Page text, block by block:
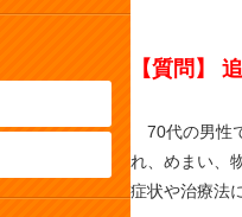
【質問】
70代の男性
れ、めまい、
症状や治療法